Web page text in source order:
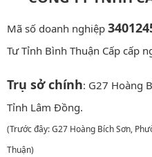
Mã số doanh nghiệp
Tư Tỉnh Bình Thuận Cấp cấp
Trụ sở chính: G27 Hoàng
Tỉnh Lâm Đồng.
(Trước đây: G27 Hoàng Bích Sơn,
Thuận)